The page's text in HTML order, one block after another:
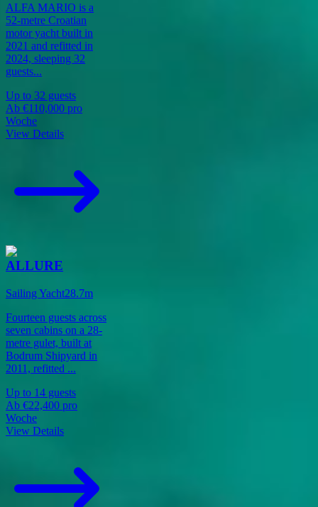
ALFA MARIO is a
52-metre Croatian
motor yacht built in
2021 and refitted in
2024, sleeping 32
guests...
Up to 32 guests
Ab €110,000 pro
Woche
View Details
ALLURE
Sailing Yacht28.7m
Fourteen guests across
seven cabins on a 28-
metre gulet, built at
Bodrum Shipyard in
2011, refitted ...
Up to 14 guests
Ab €22,400 pro
Woche
View Details